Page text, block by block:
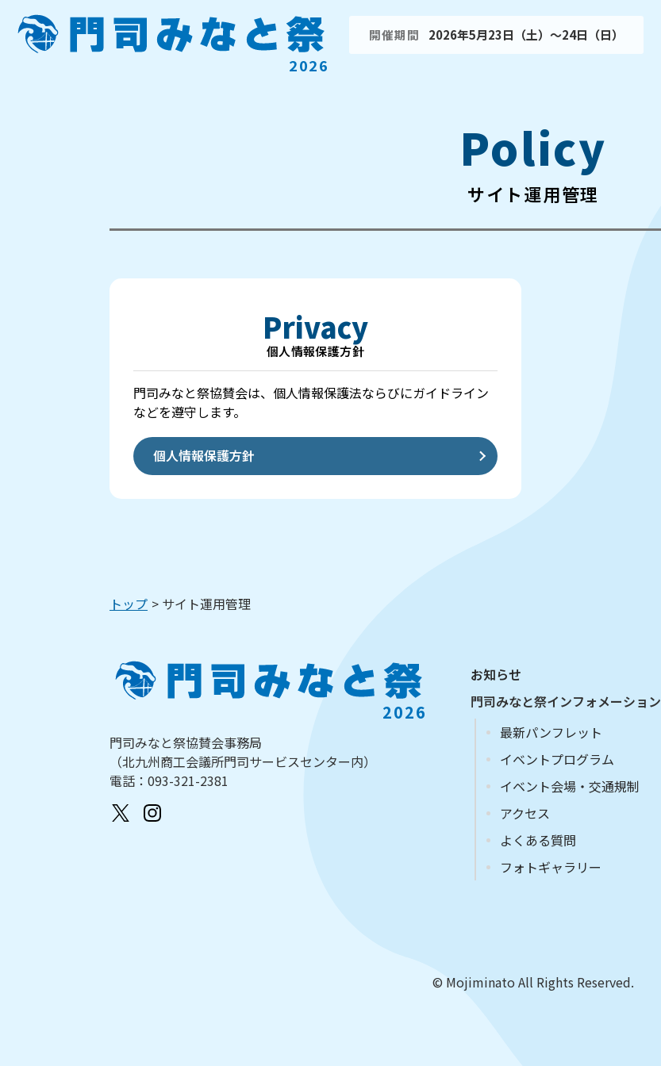
2026
開催期間 2026年5月23日（土）～24日（日）
Policy
サイト運用管理
Privacy
個人情報保護方針
門司みなと祭協賛会は、個人情報保護法ならびにガイドライン
などを遵守します。
個人情報保護方針
トップ サイト運用管理
2026
門司みなと祭協賛会事務局
（北九州商工会議所門司サービスセンター内）
電話：093-321-2381
お知らせ
門司みなと祭インフォメーション
最新パンフレット
イベントプログラム
イベント会場・交通規制
アクセス
よくある質問
フォトギャラリー
© Mojiminato All Rights Reserved.